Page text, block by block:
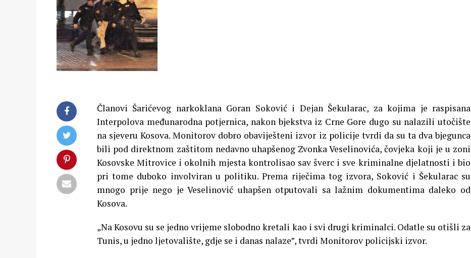
Članovi Šarićevog narkoklana Goran Soković i Dejan Šekularac, za kojima je raspisana
Interpolova međunarodna potjernica, nakon bjekstva iz Crne Gore dugo su nalazili utočište
na sjeveru Kosova. Monitorov dobro obaviješteni izvor iz policije tvrdi da su ta dva bjegunca
bili pod direktnom zaštitom nedavno uhapšenog Zvonka Veselinovića, čovjeka koji je u zoni
Kosovske Mitrovice i okolnih mjesta kontrolisao sav šverc i sve kriminalne djelatnosti i bio
pri tome duboko involviran u politiku.Prema riječima tog izvora, Soković i Šekularac su
mnogo prije nego je Veselinović uhapšen otputovali sa lažnim dokumentima daleko od
Kosova.
„Na Kosovu su se jedno vrijeme slobodno kretali kao i svi drugi kriminalci. Odatle su otišli za
Tunis, u jedno ljetovalište, gdje se i danas nalaze”, tvrdi Monitorov policijski izvor.